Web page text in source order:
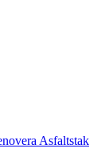
Asfaltstak